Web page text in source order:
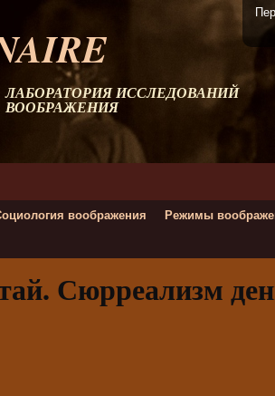
ЛАБОРАТОРИЯ ИССЛЕДОВАНИЙ
ВООБРАЖЕНИЯ
воображения
Режимы
Сюрреализм